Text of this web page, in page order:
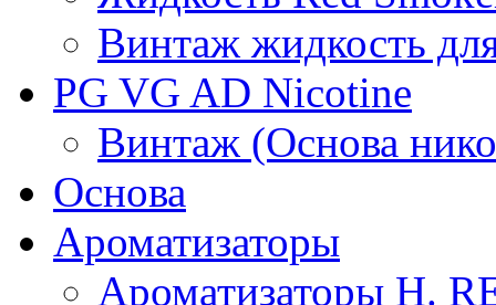
Винтаж жидкость
PG VG AD Nicotine
Винтаж (Основа
Основа
Ароматизаторы
Ароматизаторы H.